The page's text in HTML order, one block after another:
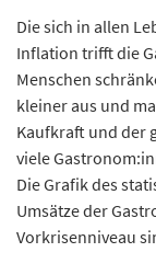
Die sich in allen
Inflation trifft die
Menschen
kleiner aus und
Kaufkraft und der
viele
Die Grafik des
Umsätze der
Vorkrisenniveau